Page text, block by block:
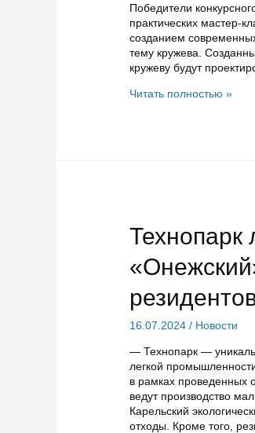
Победители
практических мастер-
созданием
тему кружева.
кружеву будут
На
кружева
Читать полностью »
Технопарк
16.07.2024 / Новости
— Технопарк —
легкой
в рамках проведенных
ведут производство
Карельский
отходы. Кроме того,